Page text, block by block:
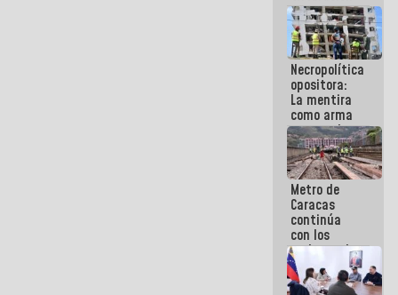
para
optimizar
manejo de
escombros
en La Guaira
Necropolítica
opositora:
La mentira
como arma
contra el
Pueblo
Metro de
Caracas
continúa
con los
trabajos de
mantenimiento
e inspección